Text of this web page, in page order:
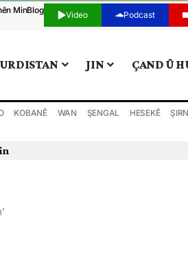
MinBlog Video Podcast
JIN ÇAND Û
KOBANÊ WAN ŞENGAL HESEKÊ